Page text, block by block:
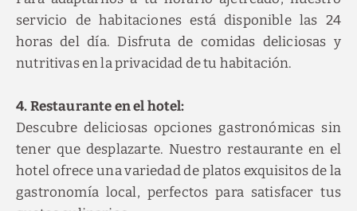
servicio de habitaciones está disponible las 24
horas del día. Disfruta de comidas deliciosas y
nutritivas en la privacidad de tu habitación.
4. Restaurante en el hotel:
Descubre deliciosas opciones gastronómicas sin
tener que desplazarte. Nuestro restaurante en el
hotel ofrece una variedad de platos exquisitos de la
gastronomía local, perfectos para satisfacer tus